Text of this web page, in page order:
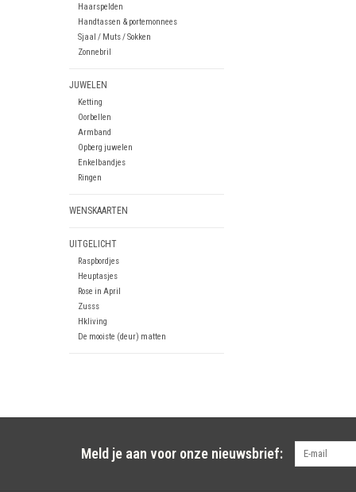
Haarspelden
Handtassen & portemonnees
Sjaal / Muts / Sokken
Zonnebril
JUWELEN
Ketting
Oorbellen
Armband
Opberg juwelen
Enkelbandjes
Ringen
WENSKAARTEN
UITGELICHT
Raspbordjes
Heuptasjes
Rose in April
Zusss
Hkliving
De mooiste (deur) matten
Meld je aan voor onze nieuwsbrief: